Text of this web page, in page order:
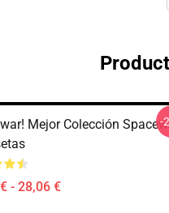
Mejor Colección
- 28,06 €
-